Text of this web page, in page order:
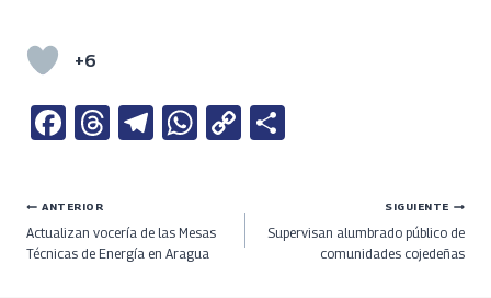
+6
Fa
b
o
o
T
a
ds
Te
a
m
W
s
A
C
e
Navegación
de
ANTERIOR
Actualizan vocería de las Mesas
Técnicas de Energía en Aragua
SIGUIENTE
Supervisan alumbrado público de
comunidades cojedeñas